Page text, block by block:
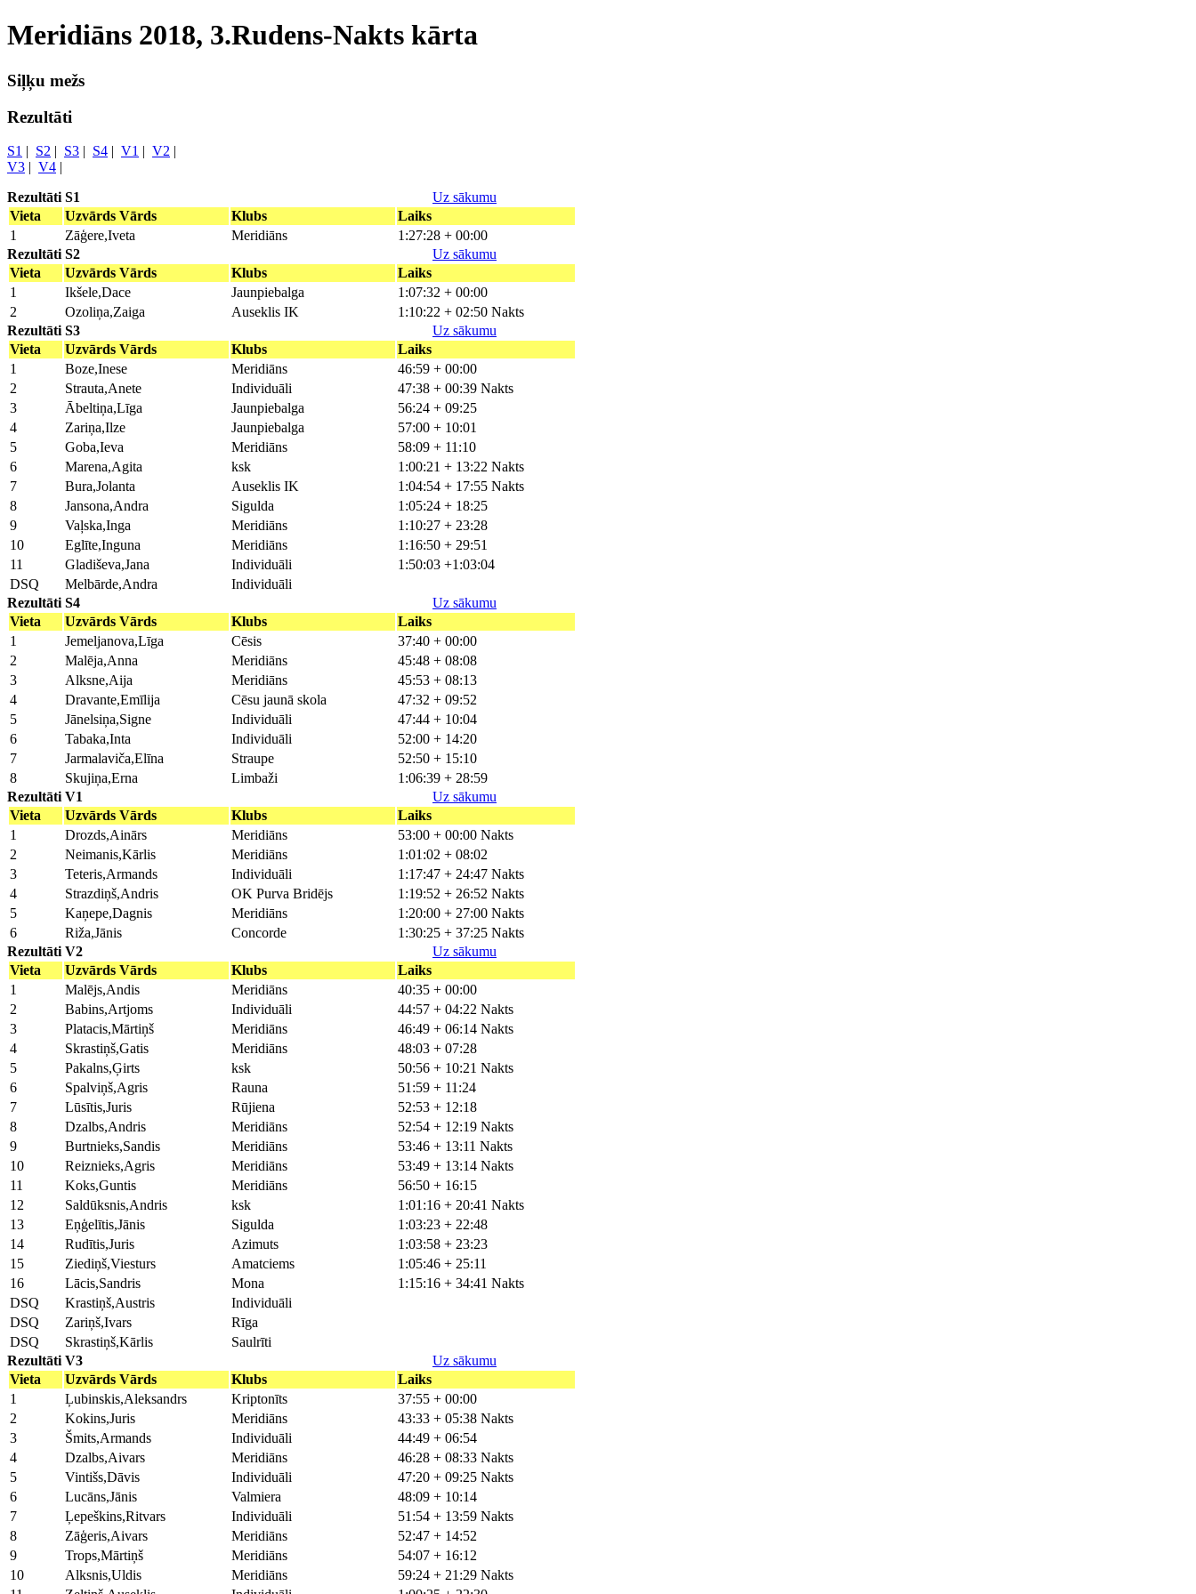
Meridiāns 2018, 3.Rudens-Nakts kārta
Siļķu mežs
Rezultāti
S1 | S2 | S3 | S4 | V1 | V2 |
V3 | V4 |
Rezultāti S1
Uz sākumu
Vieta
Uzvārds Vārds Klubs
Laiks
1
Zāģere,Iveta Meridiāns
1:27:28 + 00:00
Rezultāti S2
Uz sākumu
Vieta
Uzvārds Vārds Klubs
Laiks
1
Ikšele,Dace Jaunpiebalga
1:07:32 + 00:00
2
Ozoliņa,Zaiga Auseklis IK
1:10:22 + 02:50 Nakts
Rezultāti S3
Uz sākumu
Vieta
Uzvārds Vārds Klubs
Laiks
1
Boze,Inese Meridiāns
46:59 + 00:00
2
Strauta,Anete Individuāli
47:38 + 00:39 Nakts
3
Ābeltiņa,Līga Jaunpiebalga
56:24 + 09:25
4
Zariņa,Ilze Jaunpiebalga
57:00 + 10:01
5
Goba,Ieva Meridiāns
58:09 + 11:10
6
Marena,Agita ksk
1:00:21 + 13:22 Nakts
7
Bura,Jolanta Auseklis IK
1:04:54 + 17:55 Nakts
8
Jansona,Andra Sigulda
1:05:24 + 18:25
9
Vaļska,Inga Meridiāns
1:10:27 + 23:28
10
Eglīte,Inguna Meridiāns
1:16:50 + 29:51
11
Gladiševa,Jana Individuāli
1:50:03 +1:03:04
DSQ
Melbārde,Andra
Individuāli
Rezultāti S4
Uz sākumu
Vieta
Uzvārds Vārds Klubs
Laiks
1
Jemeljanova,Līga Cēsis
37:40 + 00:00
2
Malēja,Anna Meridiāns
45:48 + 08:08
3
Alksne,Aija Meridiāns
45:53 + 08:13
4
Dravante,Emīlija Cēsu jaunā skola
47:32 + 09:52
5
Jānelsiņa,Signe Individuāli
47:44 + 10:04
6
Tabaka,Inta Individuāli
52:00 + 14:20
7
Jarmalaviča,Elīna Straupe
52:50 + 15:10
8
Skujiņa,Erna Limbaži
1:06:39 + 28:59
Rezultāti V1
Uz sākumu
Vieta
Uzvārds Vārds Klubs
Laiks
1
Drozds,Ainārs Meridiāns
53:00 + 00:00 Nakts
2
Neimanis,Kārlis Meridiāns
1:01:02 + 08:02
3
Teteris,Armands Individuāli
1:17:47 + 24:47 Nakts
4
Strazdiņš,Andris OK Purva Bridējs
1:19:52 + 26:52 Nakts
5
Kaņepe,Dagnis Meridiāns
1:20:00 + 27:00 Nakts
6
Riža,Jānis Concorde
1:30:25 + 37:25 Nakts
Rezultāti V2
Uz sākumu
Vieta
Uzvārds Vārds Klubs
Laiks
1
Malējs,Andis Meridiāns
40:35 + 00:00
2
Babins,Artjoms Individuāli
44:57 + 04:22 Nakts
3
Platacis,Mārtiņš Meridiāns
46:49 + 06:14 Nakts
4
Skrastiņš,Gatis Meridiāns
48:03 + 07:28
5
Pakalns,Ģirts ksk
50:56 + 10:21 Nakts
6
Spalviņš,Agris Rauna
51:59 + 11:24
7
Lūsītis,Juris Rūjiena
52:53 + 12:18
8
Dzalbs,Andris Meridiāns
52:54 + 12:19 Nakts
9
Burtnieks,Sandis Meridiāns
53:46 + 13:11 Nakts
10
Reiznieks,Agris Meridiāns
53:49 + 13:14 Nakts
11
Koks,Guntis Meridiāns
56:50 + 16:15
12
Saldūksnis,Andris ksk
1:01:16 + 20:41 Nakts
13
Eņģelītis,Jānis Sigulda
1:03:23 + 22:48
14
Rudītis,Juris Azimuts
1:03:58 + 23:23
15
Ziediņš,Viesturs Amatciems
1:05:46 + 25:11
16
Lācis,Sandris Mona
1:15:16 + 34:41 Nakts
DSQ
Krastiņš,Austris
Individuāli
DSQ
Zariņš,Ivars
Rīga
DSQ
Skrastiņš,Kārlis
Saulrīti
Rezultāti V3
Uz sākumu
Vieta
Uzvārds Vārds Klubs
Laiks
1
Ļubinskis,Aleksandrs Kriptonīts
37:55 + 00:00
2
Kokins,Juris Meridiāns
43:33 + 05:38 Nakts
3
Šmits,Armands Individuāli
44:49 + 06:54
4
Dzalbs,Aivars Meridiāns
46:28 + 08:33 Nakts
5
Vintišs,Dāvis Individuāli
47:20 + 09:25 Nakts
6
Lucāns,Jānis Valmiera
48:09 + 10:14
7
Ļepeškins,Ritvars Individuāli
51:54 + 13:59 Nakts
8
Zāģeris,Aivars Meridiāns
52:47 + 14:52
9
Trops,Mārtiņš Meridiāns
54:07 + 16:12
10
Alksnis,Uldis Meridiāns
59:24 + 21:29 Nakts